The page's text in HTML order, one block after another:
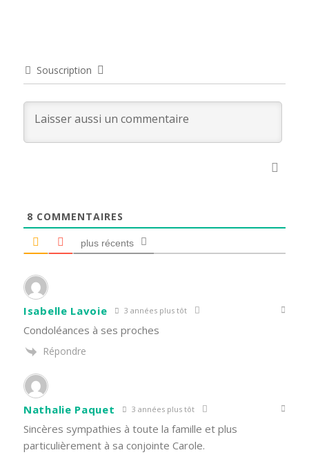
Souscription
8 COMMENTAIRES
plus récents
Isabelle Lavoie 3 années plus tôt
Condoléances à ses proches
Répondre
Nathalie Paquet 3 années plus tôt
Sincères sympathies à toute la famille et plus
particulièrement à sa conjointe Carole.